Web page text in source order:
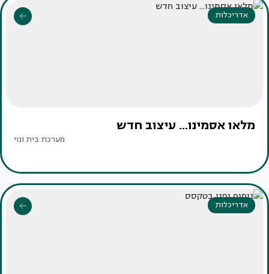
אדריכלות
מלאו אסמינו... עיצוב חדש
מערכת בית ונוי
אדריכלות